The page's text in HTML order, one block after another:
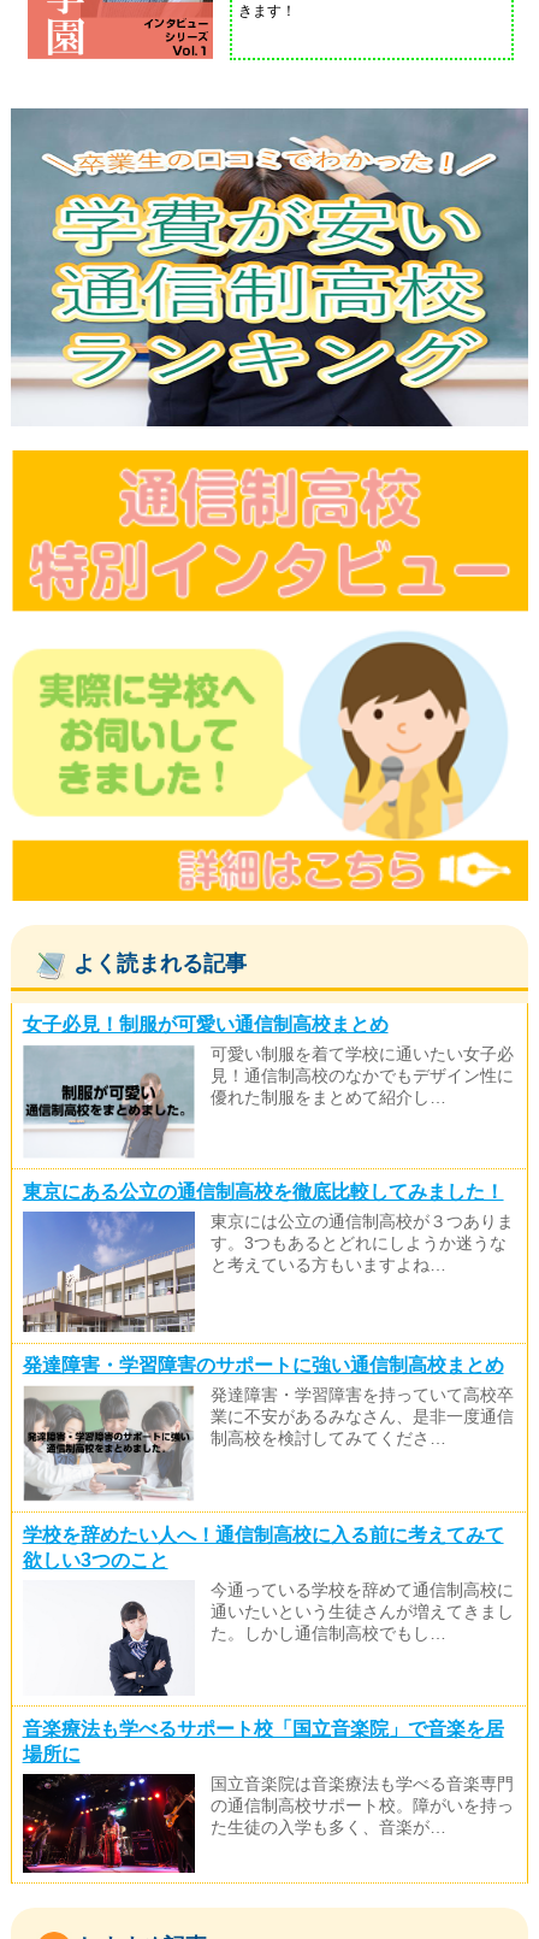
きます！
よく読まれる記事
女子必見！制服が可愛い通信制高校まとめ
可愛い制服を着て学校に通いたい女子必
見！通信制高校のなかでもデザイン性に
優れた制服をまとめて紹介し…
東京にある公立の通信制高校を徹底比較してみました！
東京には公立の通信制高校が３つありま
す。3つもあるとどれにしようか迷うな
と考えている方もいますよね…
発達障害・学習障害のサポートに強い通信制高校まとめ
発達障害・学習障害を持っていて高校卒
業に不安があるみなさん、是非一度通信
制高校を検討してみてくださ…
学校を辞めたい人へ！通信制高校に入る前に考えてみて
欲しい3つのこと
今通っている学校を辞めて通信制高校に
通いたいという生徒さんが増えてきまし
た。しかし通信制高校でもし…
音楽療法も学べるサポート校「国立音楽院」で音楽を居
場所に
国立音楽院は音楽療法も学べる音楽専門
の通信制高校サポート校。障がいを持っ
た生徒の入学も多く、音楽が…